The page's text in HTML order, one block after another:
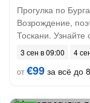
Прогулка по
Возрождение,
Тоскани. Узнайте
3 сен в 09:00
4
от€99 за всё до